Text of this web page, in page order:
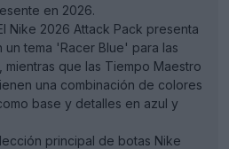
en 2026.
Nike 2026 Attack Pack presenta
un tema 'Racer Blue' para las
mientras que las Tiempo Maestro
una combinación de colores
base y detalles en azul y
principal de botas Nike